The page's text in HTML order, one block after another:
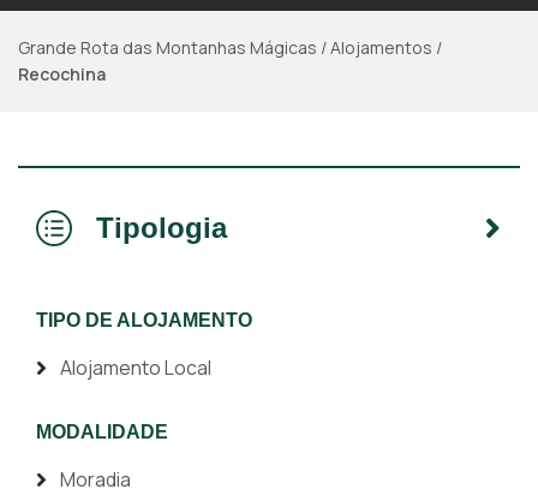
Grande Rota das Montanhas Mágicas /Alojamentos /
Recochina
Tipologia
TIPO DE ALOJAMENTO
Alojamento Local
MODALIDADE
Moradia